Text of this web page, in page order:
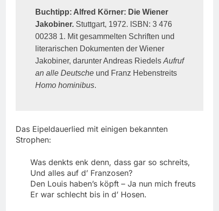
Buchtipp: Alfred Körner: Die Wiener
Jakobiner. Stuttgart, 1972. ISBN: 3 476
00238 1. Mit gesammelten Schriften und
literarischen Dokumenten der Wiener
Jakobiner, darunter Andreas Riedels Aufruf
an alle Deutsche und Franz Hebenstreits
Homo hominibus.
Das Eipeldauerlied mit einigen bekannten
Strophen:
Was denkts enk denn, dass gar so schreits,
Und alles auf d’ Franzosen?
Den Louis haben’s köpft – Ja nun mich freuts
Er war schlecht bis in d’ Hosen.